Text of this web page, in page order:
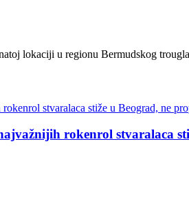
lokaciji u regionu Bermudskog
rokenrol stvaralaca